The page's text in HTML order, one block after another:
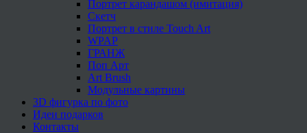
Портрет карандашом (имитация)
Скетч
Портрет в стиле Touch Art
WPAP
ГРАНЖ
Поп Арт
Art Brush
Модульные картины
3D фигурка по фото
Идеи подарков
Контакты